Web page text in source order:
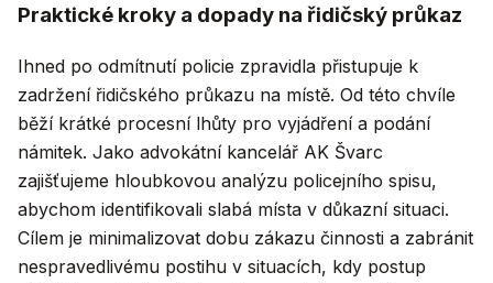
Praktické kroky a dopady na řidičský průkaz
Ihned po odmítnutí policie zpravidla přistupuje k
zadržení řidičského průkazu na místě. Od této chvíle
běží krátké procesní lhůty pro vyjádření a podání
námitek. Jako advokátní kancelář AK Švarc
zajišťujeme hloubkovou analýzu policejního spisu,
abychom identifikovali slabá místa v důkazní situaci.
Cílem je minimalizovat dobu zákazu činnosti a zabránit
nespravedlivému postihu v situacích, kdy postup